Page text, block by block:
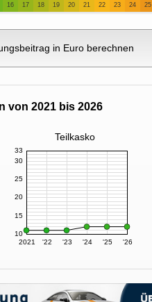
16 17 18 19 20 21 22 23 24 25
in Euro berechnen
von 2021 bis 2026
Teilkasko
2021 '22 '23 '24 '25 '26
10
15
20
25
30
33